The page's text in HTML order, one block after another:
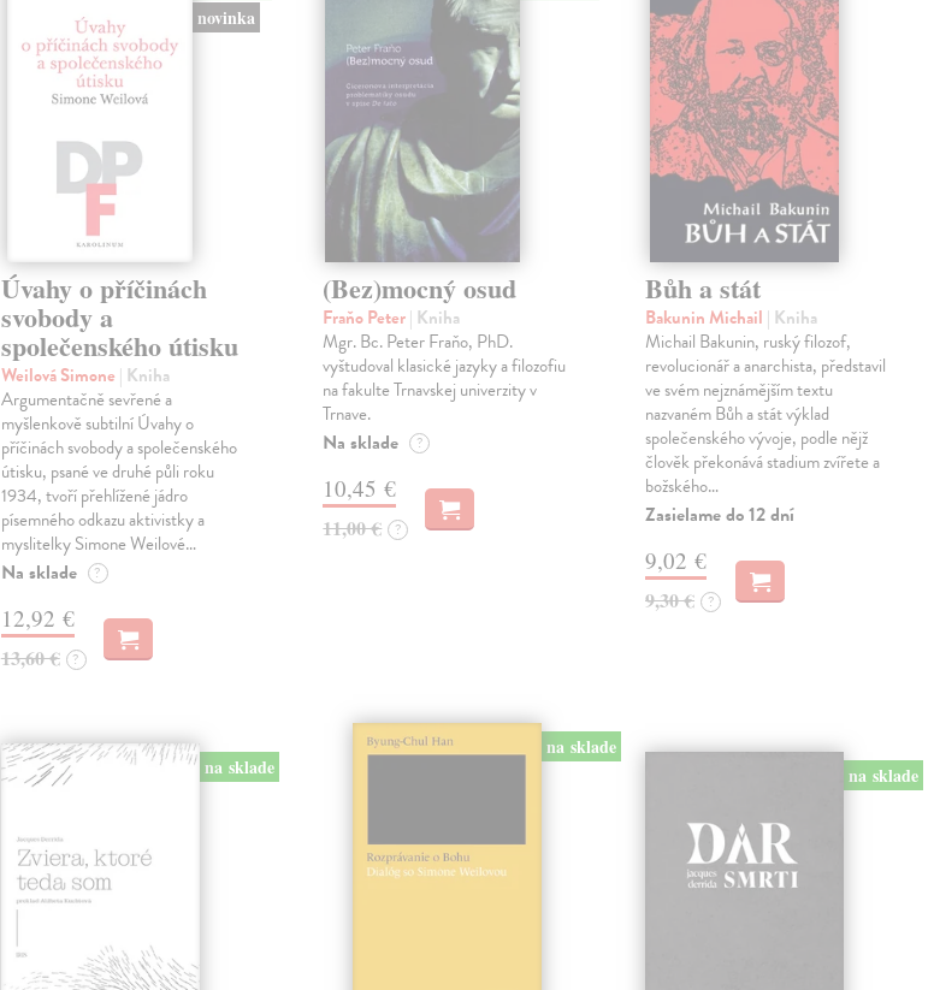
novinka
Úvahy o příčinách
svobody a
společenského útisku
Weilová Simone | Kniha
Argumentačně sevřené a
myšlenkově subtilní Úvahy o
příčinách svobody a společenského
útisku, psané ve druhé půli roku
1934, tvoří přehlížené jádro
písemného odkazu aktivistky a
myslitelky Simone Weilové…
Na sklade ?
12,92 €
13,60 € ?
(Bez)mocný osud
Fraňo Peter| Kniha
Mgr. Bc. Peter Fraňo, PhD.
vyštudoval klasické jazyky a filozofiu
na fakulte Trnavskej univerzity v
Trnave.
Na sklade ?
10,45 €
11,00 € ?
Bůh a stát
Bakunin Michail | Kniha
Michail Bakunin, ruský filozof,
revolucionář a anarchista, představil
ve svém nejznámějším textu
nazvaném Bůh a stát výklad
společenského vývoje, podle nějž
člověk překonává stadium zvířete a
božského…
Zasielame do 12 dní
9,02 €
9,30 € ?
na sklade
na sklade
na sklade